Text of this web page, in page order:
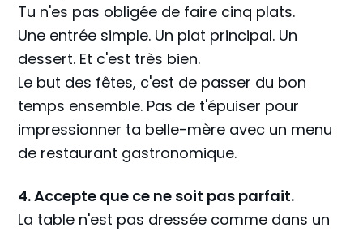
Tu n'es pas obligée de faire cinq plats.
Une entrée simple. Un plat principal. Un
dessert. Et c'est très bien.
Le but des fêtes, c'est de passer du bon
temps ensemble. Pas de t'épuiser pour
impressionner ta belle-mère avec un menu
de restaurant gastronomique.
4. Accepte que ce ne soit pas parfait.
La table n'est pas dressée comme dans un